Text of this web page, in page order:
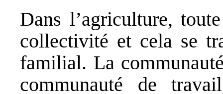
Dans l’agriculture,
collectivité et cela se
familial. La
communauté de